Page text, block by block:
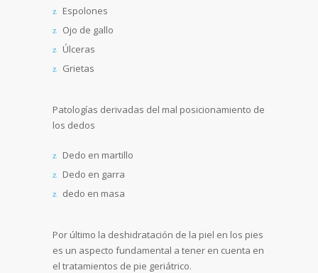
Espolones
Ojo de gallo
Úlceras
Grietas
Patologías derivadas del mal posicionamiento de
los dedos
Dedo en martillo
Dedo en garra
dedo en masa
Por último la deshidratación de la piel en los pies
es un aspecto fundamental a tener en cuenta en
el tratamientos de pie geriátrico.